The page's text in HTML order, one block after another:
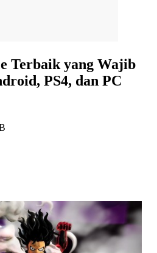
Terbaik yang Wajib
PS4, dan PC